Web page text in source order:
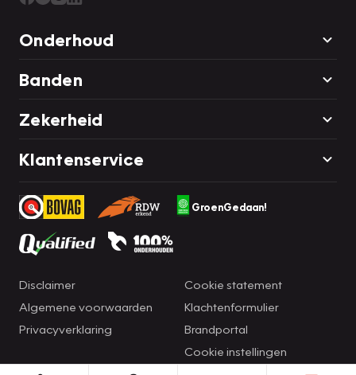
Onderhoud
Banden
Zekerheid
Klantenservice
GroenGedaan!
Disclaimer
Algemene voorwaarden
Privacyverklaring
Cookie statement
Klachtenformulier
Brandportal
Cookie instellingen